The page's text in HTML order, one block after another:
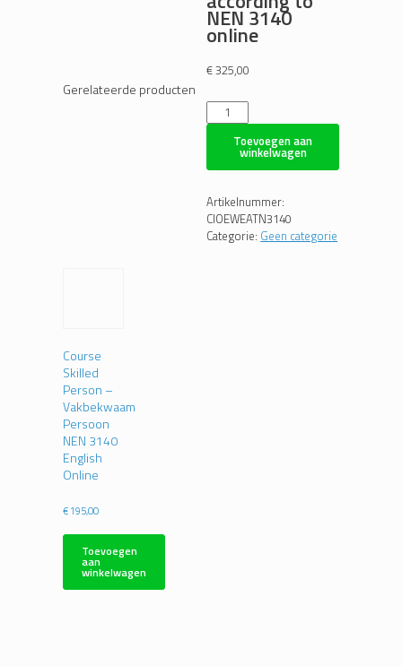
NEN 3140
online
€325,00
Course
Inspection
electrical
work
according
to
NEN
Toevoegen aan
winkelwagen
Artikelnummer:
CIOEWEATN3140
Categorie: Geen categorie
Gerelateerde producten
Course
Skilled
Person –
Vakbekwaam
Persoon
NEN 3140
English
Online
€195,00
Toevoegen
aan
winkelwagen